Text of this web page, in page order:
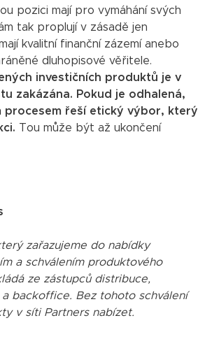
pozici mají pro vymáhání svých
tak proplují v zásadě jen
kvalitní finanční zázemí anebo
dluhopisové věřitele.
investičních produktů je v
zakázána. Pokud je odhalená,
procesem řeší etický výbor, který
Tou může být až ukončení
zařazujeme do nabídky
a schválením produktového
ze zástupců distribuce,
backoffice. Bez tohoto schválení
v síti Partners nabízet.